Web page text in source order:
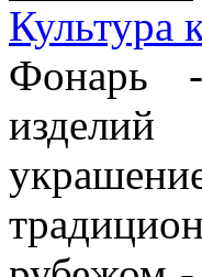
Культура
Фонарь